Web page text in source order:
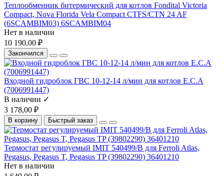
Теплообменник битермический для котлов Fondital Victoria
Compact, Nova Florida Vela Compact CTFS/CTN 24 AF
(6SCAMBIM03) 6SCAMBIM04
Нет в наличии
10 190,00 ₽
Закончился
Входной гидроблок ГВС 10-12-14 л/мин для котлов E.C.A
(7006991447)
В наличии ✓
3 178,00 ₽
В корзину Быстрый заказ
Термостат регулируемый IMIT 540499/B для Ferroli Atlas,
Pegasus, Pegasus T, Pegasus TP (39802290) 36401210
Нет в наличии